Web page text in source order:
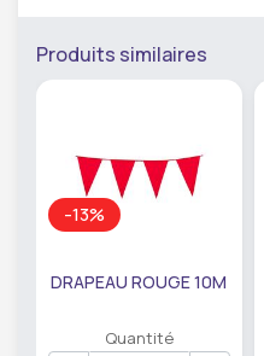
Produits similaires
-13%
DRAPEAU ROUGE 10M
Quantité